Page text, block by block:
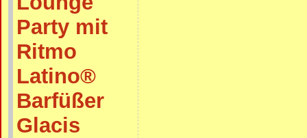
Party mit
Ritmo
Latino®
Barfüßer
Glacis